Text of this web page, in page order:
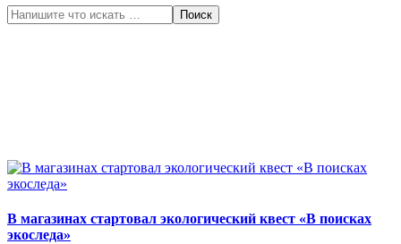
Поиск
В магазинах стартовал экологический квест «В поисках
экоследа»